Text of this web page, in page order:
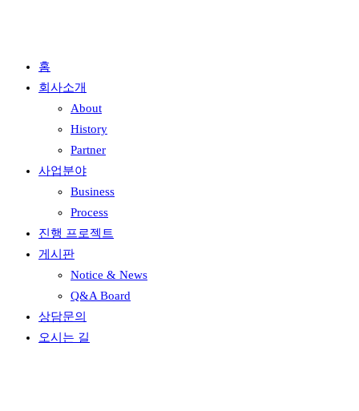
홈
회사소개
About
History
Partner
사업분야
Business
Process
진행 프로젝트
게시판
Notice & News
Q&A Board
상담문의
오시는 길